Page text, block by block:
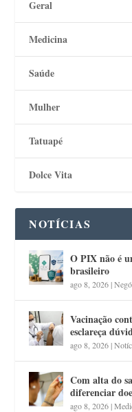
Geral
Medicina
Saúde
Mulher
Tatuapé
Dolce Vita
NOTÍCIAS
O PIX não é
brasileiro
ago 8, 2026|
Vacinação
esclareça
ago 8, 2026|
Com alta do
diferenciar
ago 8, 2026|